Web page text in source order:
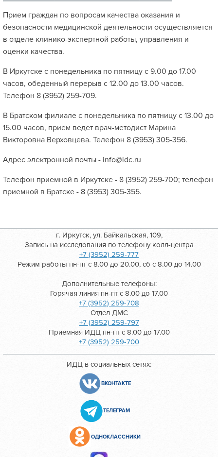
Прием граждан по вопросам качества оказания и
безопасности медицинской деятельности осуществляется
в отделе клинико-экспертной работы, управления и
оценки качества.
В Иркутске с понедельника по пятницу с 9.00 до 17.00
часов, обеденный перерыв с 12.00 до 13.00 часов.
Телефон 8 (3952) 259-709.
В Братском филиале с понедельника по пятницу с 13.00 до
15.00 часов, прием ведет врач-методист Марина
Викторовна Верховцева. Телефон 8 (3953) 305-356.
Адрес электронной почты - info@idc.ru
Телефон приемной в Иркутске - 8 (3952) 259-700; телефон
приемной в Братске - 8 (3953) 305-355.
г. Иркутск, ул. Байкальская, 109,
Запись на исследования по телефону колл-центра
+7 (3952) 259-777
Режим работы пн-пт с 8.00 до 20.00, сб с 8.00 до 14.00
Дополнительные телефоны:
Горячая линия пн-пт с 8.00 до 17.00
+7 (3952) 259-708
Отдел ДМС
+7 (3952) 259-797
Приемная ИДЦ пн-пт с 8.00 до 17.00
+7 (3952) 259-700
ИДЦ в социальных сетях:
ВКОНТАКТЕ
ТЕЛЕГРАМ
ОДНОКЛАССНИКИ